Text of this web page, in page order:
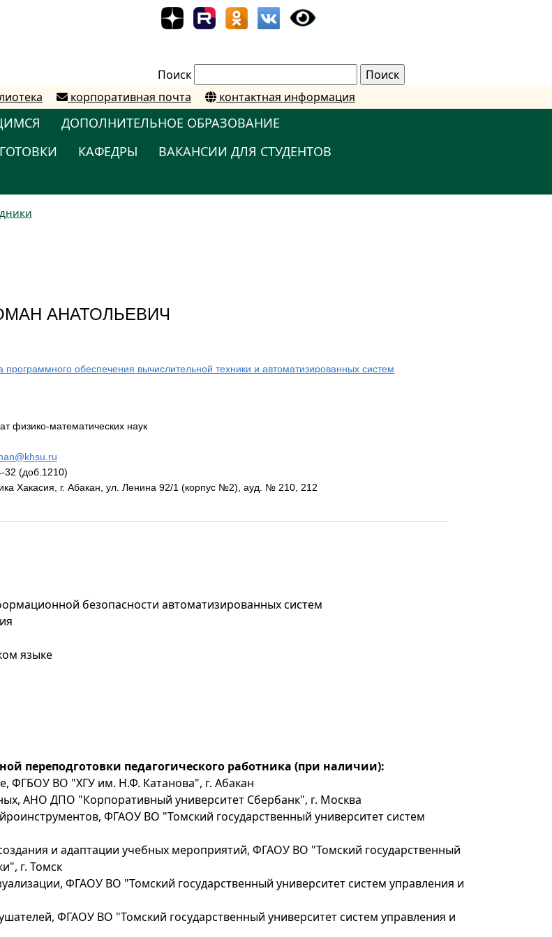
Поиск
корпоративная почта контактная информация
ДОПОЛНИТЕЛЬНОЕ ОБРАЗОВАНИЕ
КАФЕДРЫ
ВАКАНСИИ ДЛЯ СТУДЕНТОВ
АНАТОЛЬЕВИЧ
программного обеспечения вычислительной техники и автоматизированных систем
физико-математических наук
32 (доб.1210)
Хакасия, г. Абакан, ул. Ленина 92/1 (корпус №2), ауд. № 210, 212
безопасности автоматизированных систем
языке
переподготовки педагогического работника (при наличии):
ФГБОУ ВО "ХГУ им. Н.Ф. Катанова", г. Абакан
АНО ДПО "Корпоративный университет Сбербанк", г. Москва
ФГАОУ ВО "Томский государственный университет систем
и адаптации учебных мероприятий, ФГАОУ ВО "Томский государственный
г. Томск
ФГАОУ ВО "Томский государственный университет систем управления и
ФГАОУ ВО "Томский государственный университет систем управления и